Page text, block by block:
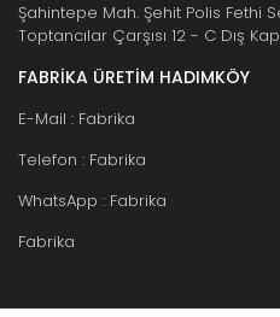
Şahintepe Mah. Şehit Polis Fethi
Toptancılar Çarşısı 12 - C Dış
FABRİKA ÜRETİM HADIMKÖY
E-Mail : Fabrika
Telefon : Fabrika
WhatsApp : Fabrika
Fabrika